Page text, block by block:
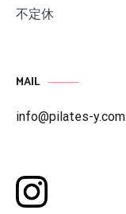
不定休
MAIL
info@pilates-y.com